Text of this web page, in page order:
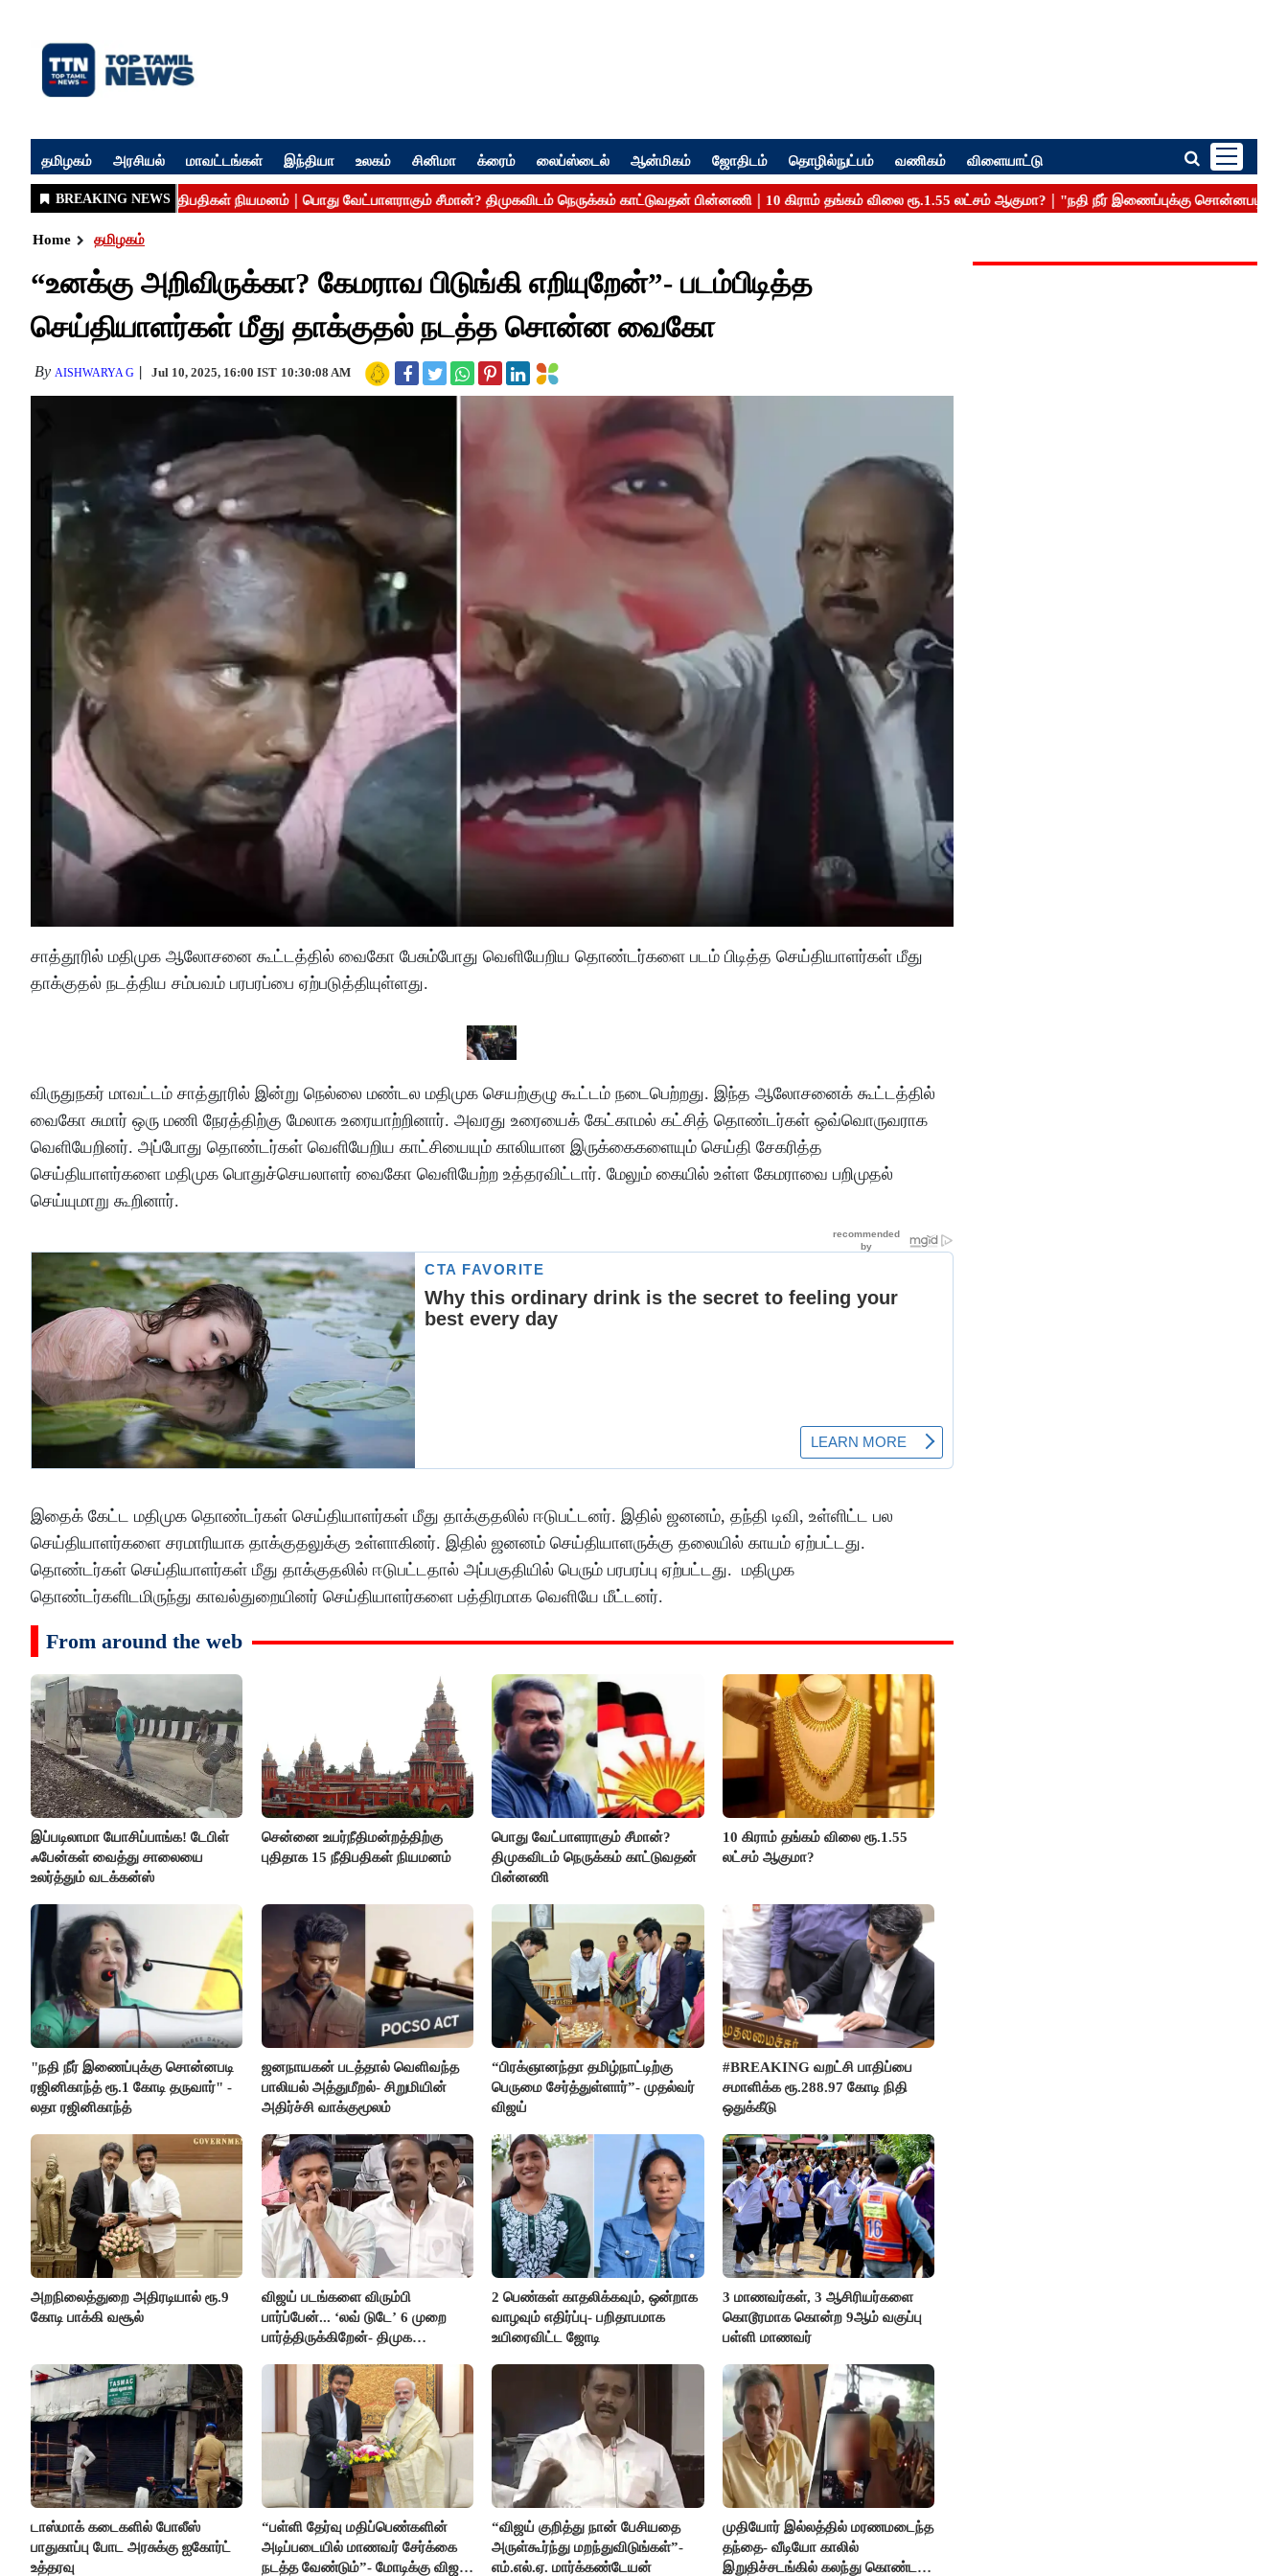
தமிழகம் அரசியல் மாவட்டங்கள் இந்தியா உலகம் சினிமா க்ரைம் லைப்ஸ்டைல் ஆன்மிகம் ஜோதிடம் தொழில்நுட்பம் வணிகம் விளையாட்டு
Home தமிழகம்
“உனக்கு அறிவிருக்கா? கேமராவ பிடுங்கி எறியுறேன்”- படம்பிடித்த
செய்தியாளர்கள் மீது தாக்குதல் நடத்த சொன்ன வைகோ
By AISHWARYA G Jul 10, 2025, 16:00 IST 10:30:08 AM
சாத்தூரில் மதிமுக ஆலோசனை கூட்டத்தில் வைகோ பேசும்போது வெளியேறிய தொண்டர்களை படம் பிடித்த செய்தியாளர்கள் மீது
தாக்குதல் நடத்திய சம்பவம் பரபரப்பை ஏற்படுத்தியுள்ளது.
விருதுநகர் மாவட்டம் சாத்தூரில் இன்று நெல்லை மண்டல மதிமுக செயற்குழு கூட்டம் நடைபெற்றது. இந்த ஆலோசனைக் கூட்டத்தில்
வைகோ சுமார் ஒரு மணி நேரத்திற்கு மேலாக உரையாற்றினார். அவரது உரையைக் கேட்காமல் கட்சித் தொண்டர்கள் ஒவ்வொருவராக
வெளியேறினர். அப்போது தொண்டர்கள் வெளியேறிய காட்சியையும் காலியான இருக்கைகளையும் செய்தி சேகரித்த
செய்தியாளர்களை மதிமுக பொதுச்செயலாளர் வைகோ வெளியேற்ற உத்தரவிட்டார். மேலும் கையில் உள்ள கேமராவை பறிமுதல்
செய்யுமாறு கூறினார்.
இதைக் கேட்ட மதிமுக தொண்டர்கள் செய்தியாளர்கள் மீது தாக்குதலில் ஈடுபட்டனர். இதில் ஜனனம், தந்தி டிவி, உள்ளிட்ட பல
செய்தியாளர்களை சரமாரியாக தாக்குதலுக்கு உள்ளாகினர். இதில் ஜனனம் செய்தியாளருக்கு தலையில் காயம் ஏற்பட்டது.
தொண்டர்கள் செய்தியாளர்கள் மீது தாக்குதலில் ஈடுபட்டதால் அப்பகுதியில் பெரும் பரபரப்பு ஏற்பட்டது. மதிமுக
தொண்டர்களிடமிருந்து காவல்துறையினர் செய்தியாளர்களை பத்திரமாக வெளியே மீட்டனர்.
From around the web
இப்படிலாமா யோசிப்பாங்க! டேபிள்
ஃபேன்கள் வைத்து சாலையை
உலர்த்தும் வடக்கன்ஸ்
சென்னை உயர்நீதிமன்றத்திற்கு
புதிதாக 15 நீதிபதிகள் நியமனம்
பொது வேட்பாளராகும் சீமான்?
திமுகவிடம் நெருக்கம் காட்டுவதன்
பின்னணி
10 கிராம் தங்கம் விலை ரூ.1.55
லட்சம் ஆகுமா?
"நதி நீர் இணைப்புக்கு சொன்னபடி
ரஜினிகாந்த் ரூ.1 கோடி தருவார்" -
லதா ரஜினிகாந்த்
ஜனநாயகன் படத்தால் வெளிவந்த
பாலியல் அத்துமீறல்- சிறுமியின்
அதிர்ச்சி வாக்குமூலம்
“பிரக்ஞானந்தா தமிழ்நாட்டிற்கு
பெருமை சேர்த்துள்ளார்”- முதல்வர்
விஜய்
#BREAKING வறட்சி பாதிப்பை
சமாளிக்க ரூ.288.97 கோடி நிதி
ஒதுக்கீடு
அறநிலைத்துறை அதிரடியால் ரூ.9
கோடி பாக்கி வசூல்
விஜய் படங்களை விரும்பி
பார்ப்பேன்... ‘லவ் டுடே’ 6 முறை
பார்த்திருக்கிறேன்- திமுக
2 பெண்கள் காதலிக்கவும், ஒன்றாக
வாழவும் எதிர்ப்பு- பறிதாபமாக
உயிரைவிட்ட ஜோடி
3 மாணவர்கள், 3 ஆசிரியர்களை
கொடூரமாக கொன்ற 9ஆம் வகுப்பு
பள்ளி மாணவர்
டாஸ்மாக் கடைகளில் போலீஸ்
பாதுகாப்பு போட அரசுக்கு ஐகோர்ட்
உத்தரவு
“பள்ளி தேர்வு மதிப்பெண்களின்
அடிப்படையில் மாணவர் சேர்க்கை
நடத்த வேண்டும்”- மோடிக்கு விஜய்
“விஜய் குறித்து நான் பேசியதை
அருள்கூர்ந்து மறந்துவிடுங்கள்”-
எம்.எல்.ஏ. மார்க்கண்டேயன்
முதியோர் இல்லத்தில் மரணமடைந்த
தந்தை- வீடியோ காலில்
இறுதிச்சடங்கில் கலந்து கொண்ட